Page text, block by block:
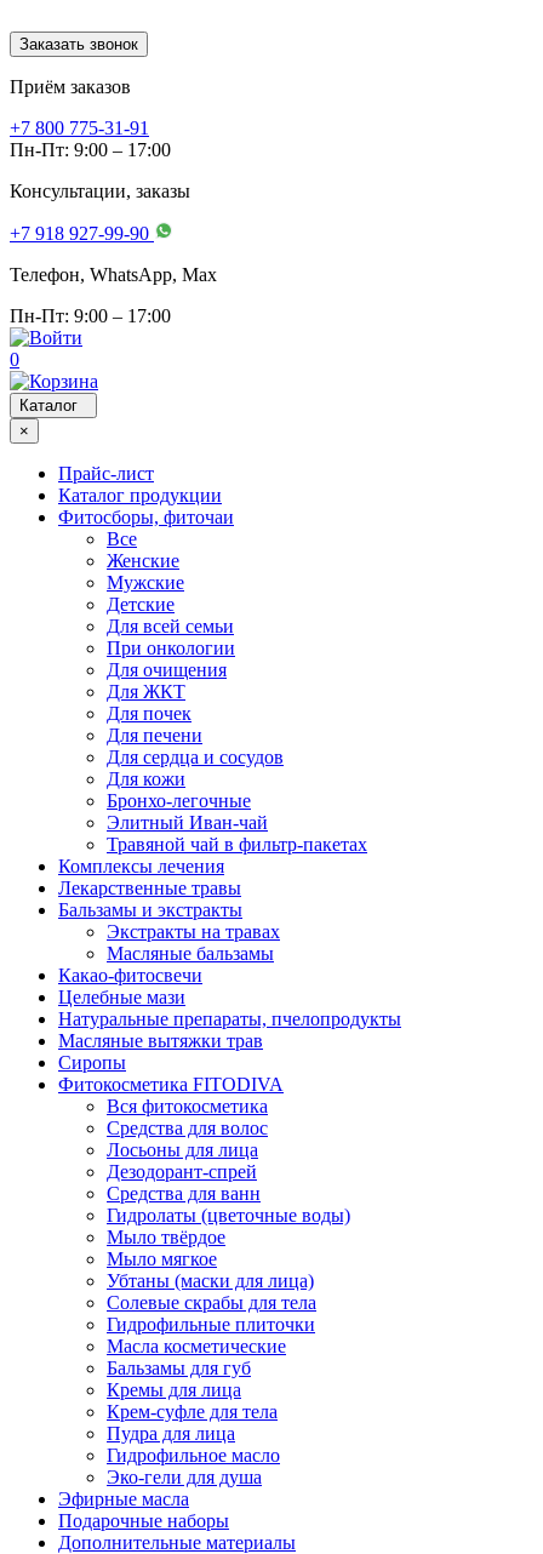
Заказать звонок
Приём заказов
+7 800 775-31-91
Пн-Пт: 9:00 – 17:00
Консультации, заказы
+7 918 927-99-90
Телефон, WhatsApp, Мах
Пн-Пт: 9:00 – 17:00
0
Каталог
×
Прайс-лист
Каталог продукции
Фитосборы, фиточаи
Все
Женские
Мужские
Детские
Для всей семьи
При онкологии
Для очищения
Для ЖКТ
Для почек
Для печени
Для сердца и сосудов
Для кожи
Бронхо-легочные
Элитный Иван-чай
Травяной чай в фильтр-пакетах
Комплексы лечения
Лекарственные травы
Бальзамы и экстракты
Экстракты на травах
Масляные бальзамы
Какао-фитосвечи
Целебные мази
Натуральные препараты, пчелопродукты
Масляные вытяжки трав
Сиропы
Фитокосметика FITODIVA
Вся фитокосметика
Средства для волос
Лосьоны для лица
Дезодорант-спрей
Средства для ванн
Гидролаты (цветочные воды)
Мыло твёрдое
Мыло мягкое
Убтаны (маски для лица)
Солевые скрабы для тела
Гидрофильные плиточки
Масла косметические
Бальзамы для губ
Кремы для лица
Крем-суфле для тела
Пудра для лица
Гидрофильное масло
Эко-гели для душа
Эфирные масла
Подарочные наборы
Дополнительные материалы